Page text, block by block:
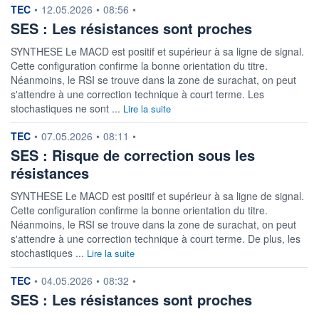
information fournie par
TEC • 12.05.2026 • 08:56 •
SES : Les résistances sont proches
SYNTHESE Le MACD est positif et supérieur à sa ligne de signal.
Cette configuration confirme la bonne orientation du titre.
Néanmoins, le RSI se trouve dans la zone de surachat, on peut
s'attendre à une correction technique à court terme. Les
stochastiques ne sont ... Lire la suite
information fournie par
TEC • 07.05.2026 • 08:11 •
SES : Risque de correction sous les
résistances
SYNTHESE Le MACD est positif et supérieur à sa ligne de signal.
Cette configuration confirme la bonne orientation du titre.
Néanmoins, le RSI se trouve dans la zone de surachat, on peut
s'attendre à une correction technique à court terme. De plus, les
stochastiques ... Lire la suite
information fournie par
TEC • 04.05.2026 • 08:32 •
SES : Les résistances sont proches